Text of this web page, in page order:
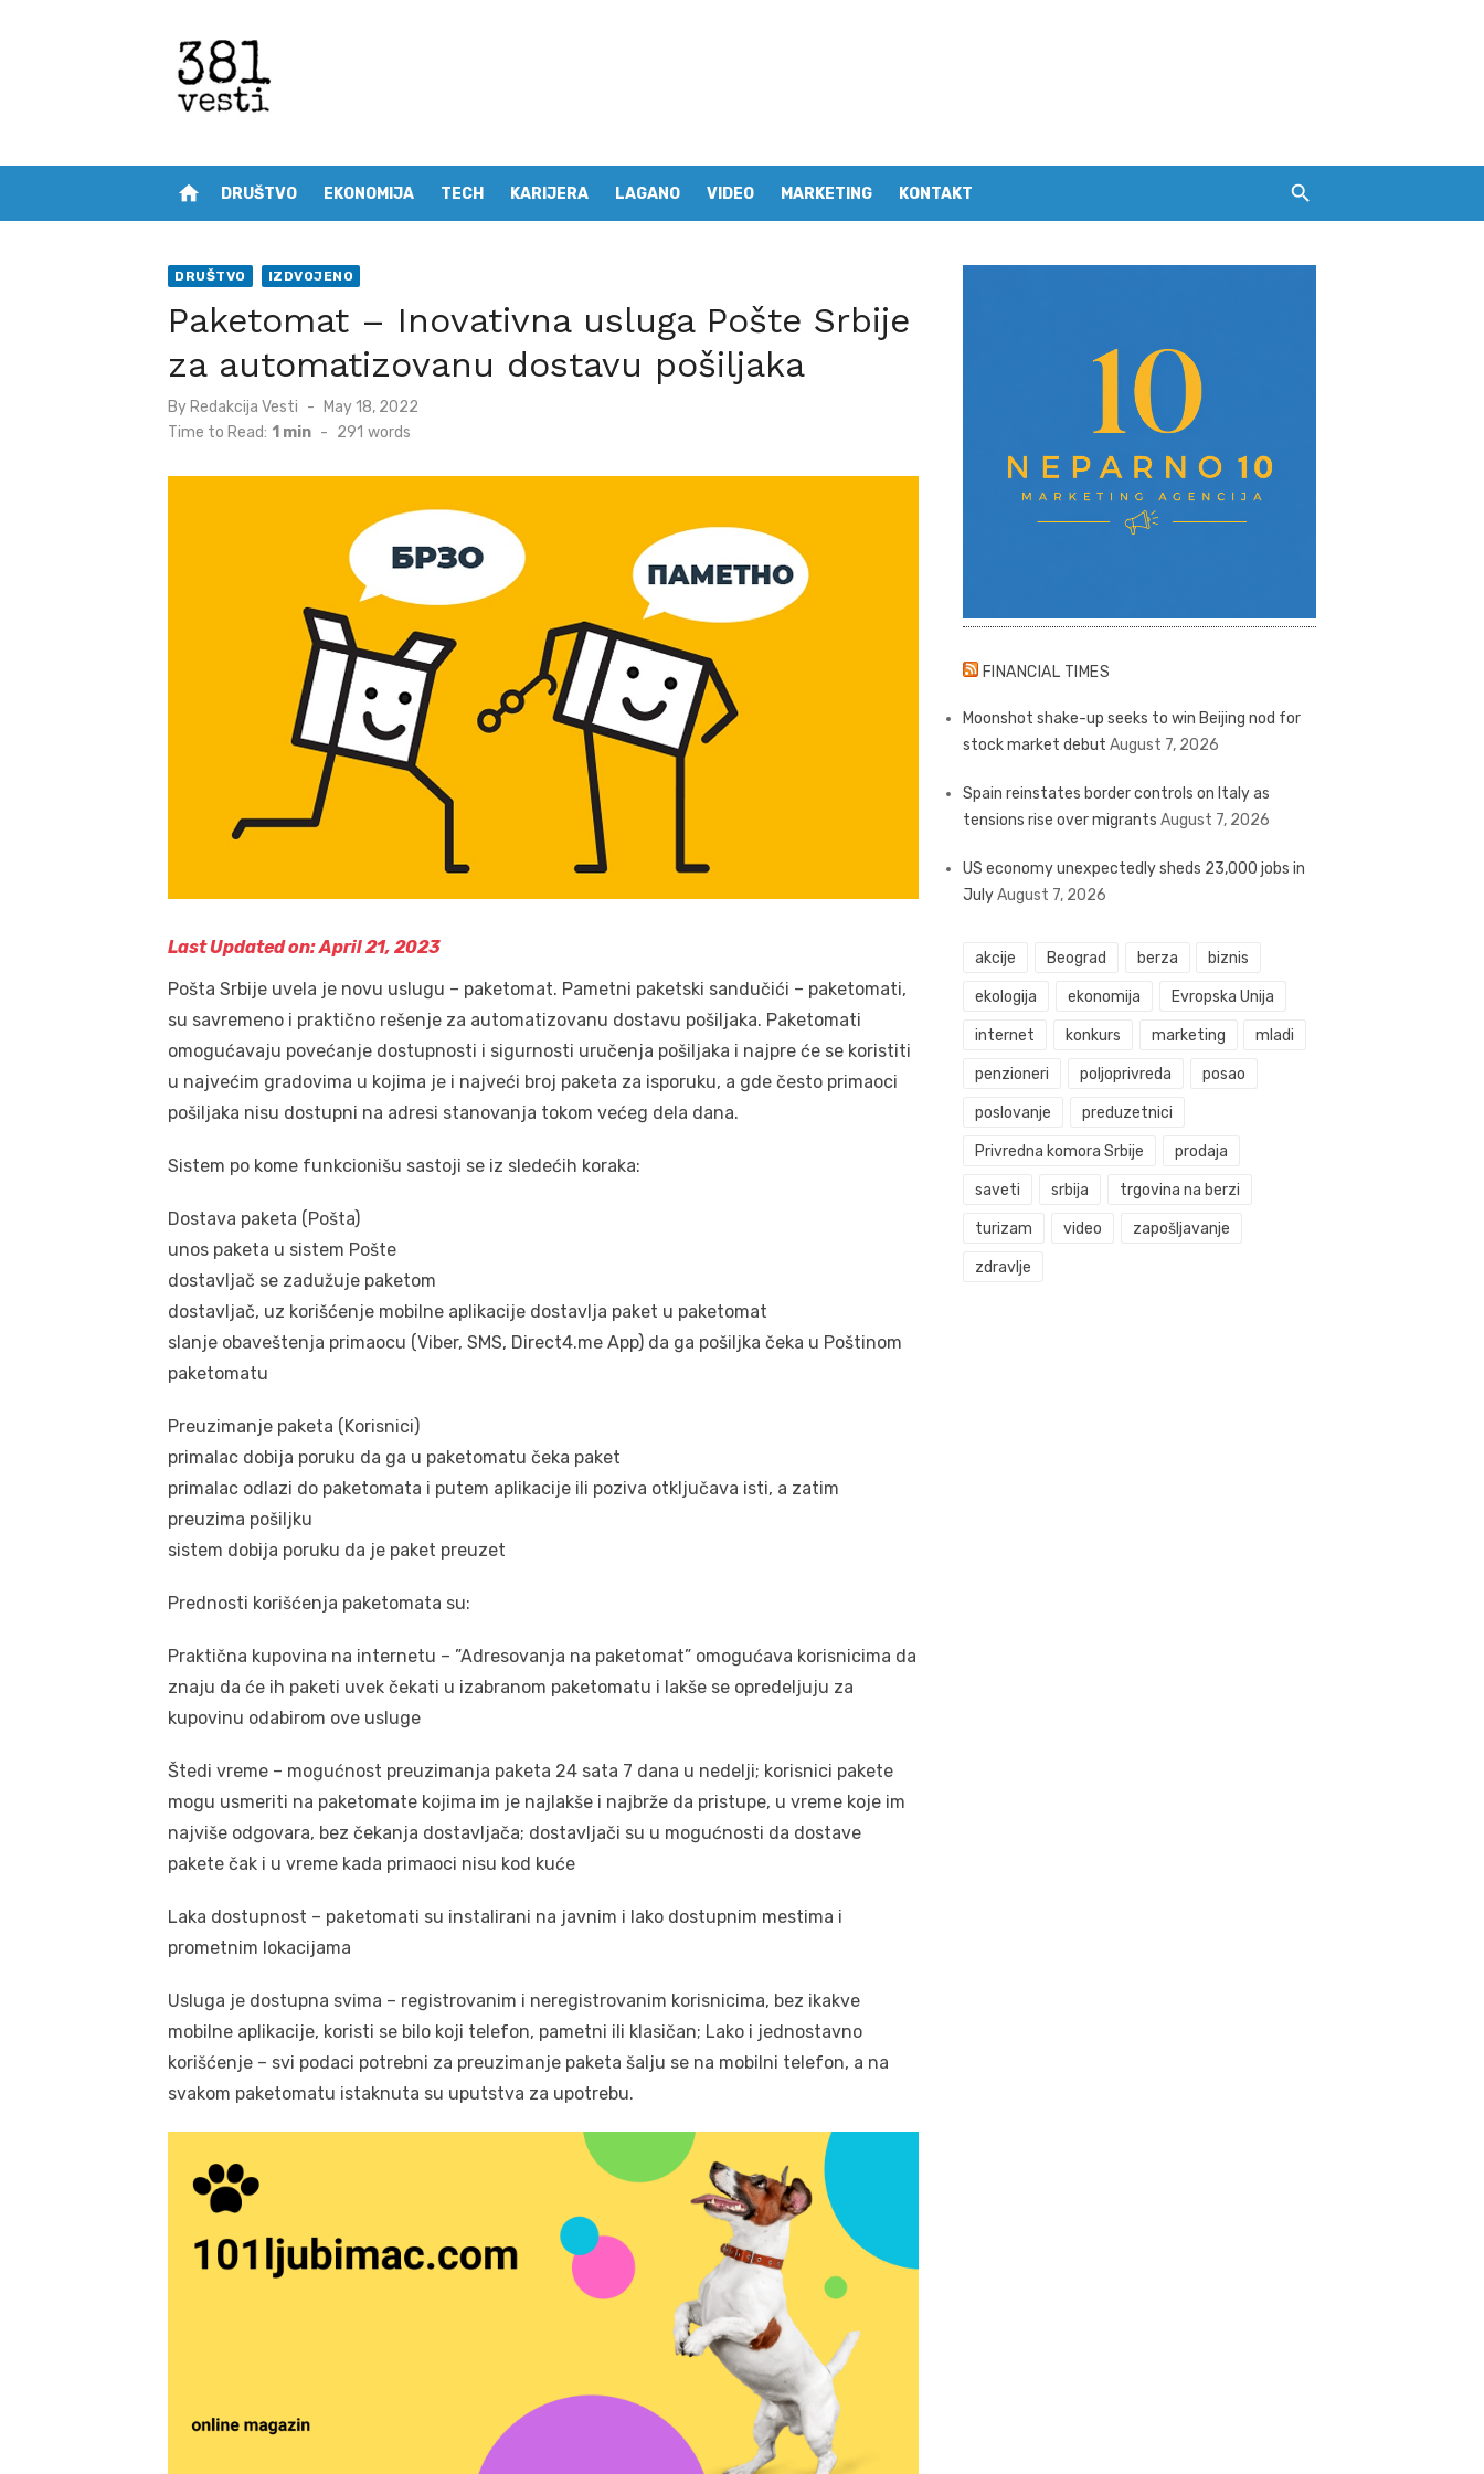
home DRUŠTVO EKONOMIJA TECH KARIJERA LAGANO VIDEO MARKETING KONTAKT
DRUŠTVO IZDVOJENO
Paketomat – Inovativna usluga Pošte Srbije
za automatizovanu dostavu pošiljaka
By Redakcija Vesti
Posted
on
May 18, 2022
Time to Read: 1 min - 291 words
Last Updated on: April 21, 2023
Pošta Srbije uvela je novu uslugu – paketomat. Pametni paketski sandučići – paketomati,
su savremeno i praktično rešenje za automatizovanu dostavu pošiljaka. Paketomati
omogućavaju povećanje dostupnosti i sigurnosti uručenja pošiljaka i najpre će se koristiti
u najvećim gradovima u kojima je i najveći broj paketa za isporuku, a gde često primaoci
pošiljaka nisu dostupni na adresi stanovanja tokom većeg dela dana.
Sistem po kome funkcionišu sastoji se iz sledećih koraka:
Dostava paketa (Pošta)
unos paketa u sistem Pošte
dostavljač se zadužuje paketom
dostavljač, uz korišćenje mobilne aplikacije dostavlja paket u paketomat
slanje obaveštenja primaocu (Viber, SMS, Direct4.me App) da ga pošiljka čeka u Poštinom
paketomatu
Preuzimanje paketa (Korisnici)
primalac dobija poruku da ga u paketomatu čeka paket
primalac odlazi do paketomata i putem aplikacije ili poziva otključava isti, a zatim
preuzima pošiljku
sistem dobija poruku da je paket preuzet
Prednosti korišćenja paketomata su:
Praktična kupovina na internetu – ”Adresovanja na paketomat” omogućava korisnicima da
znaju da će ih paketi uvek čekati u izabranom paketomatu i lakše se opredeljuju za
kupovinu odabirom ove usluge
Štedi vreme – mogućnost preuzimanja paketa 24 sata 7 dana u nedelji; korisnici pakete
mogu usmeriti na paketomate kojima im je najlakše i najbrže da pristupe, u vreme koje im
najviše odgovara, bez čekanja dostavljača; dostavljači su u mogućnosti da dostave
pakete čak i u vreme kada primaoci nisu kod kuće
Laka dostupnost – paketomati su instalirani na javnim i lako dostupnim mestima i
prometnim lokacijama
Usluga je dostupna svima – registrovanim i neregistrovanim korisnicima, bez ikakve
mobilne aplikacije, koristi se bilo koji telefon, pametni ili klasičan; Lako i jednostavno
korišćenje – svi podaci potrebni za preuzimanje paketa šalju se na mobilni telefon, a na
svakom paketomatu istaknuta su uputstva za upotrebu.
FINANCIAL TIMES
Moonshot shake-up seeks to win Beijing nod for
stock market debut August 7, 2026
Spain reinstates border controls on Italy as
tensions rise over migrants August 7, 2026
US economy unexpectedly sheds 23,000 jobs in
JulyAugust 7, 2026
akcije Beograd berza biznis
ekologija ekonomija Evropska Unija
internet konkurs marketing mladi
penzioneri poljoprivreda posao
poslovanje preduzetnici
Privredna komora Srbije prodaja
saveti srbija trgovina na berzi
turizam video zapošljavanje
zdravlje